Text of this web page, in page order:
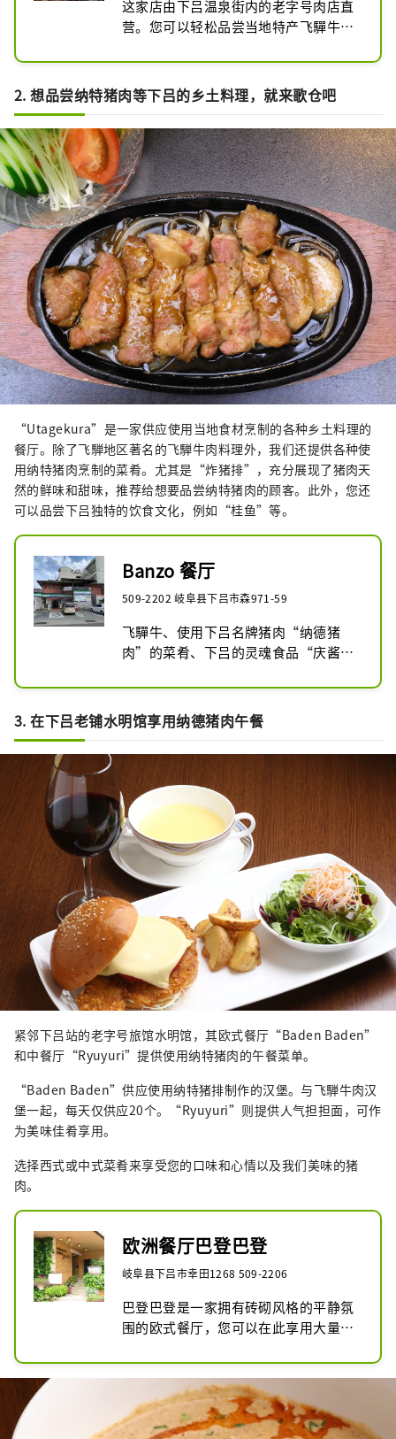
这家店由下吕温泉街内的老字号肉店直
营。您可以轻松品尝当地特产飞驒牛和
提供作为肉店独有的优质肉品。
2. 想品尝纳特猪肉等下吕的乡土料理，就来歌仓吧
“Utagekura”是一家供应使用当地食材烹制的各种乡土料理的
餐厅。除了飞騨地区著名的飞騨牛肉料理外，我们还提供各种使
用纳特猪肉烹制的菜肴。尤其是“炸猪排”，充分展现了猪肉天
然的鲜味和甜味，推荐给想要品尝纳特猪肉的顾客。此外，您还
可以品尝下吕独特的饮食文化，例如“桂鱼”等。
Banzo 餐厅
509-2202 岐阜县下吕市森971-59
飞驒牛、使用下吕名牌猪肉“纳德猪
肉”的菜肴、下吕的灵魂食品“庆酱”
入口位于下吕市政府对面的便利店二
楼。
3. 在下吕老铺水明馆享用纳德猪肉午餐
紧邻下吕站的老字号旅馆水明馆，其欧式餐厅“Baden Baden”
和中餐厅“Ryuyuri”提供使用纳特猪肉的午餐菜单。
“Baden Baden”供应使用纳特猪排制作的汉堡。与飞騨牛肉汉
堡一起，每天仅供应20个。“Ryuyuri”则提供人气担担面，可作
为美味佳肴享用。
选择西式或中式菜肴来享受您的口味和心情以及我们美味的猪
肉。
欧洲餐厅巴登巴登
岐阜县下吕市幸田1268 509-2206
巴登巴登是一家拥有砖砌风格的平静氛
围的欧式餐厅，您可以在此享用大量使
肉汉堡和当地特产炸猪排汉堡都是人气
菜单，每天仅限20份。我们还提供全套
法语午餐课程。此外，在餐厅用餐的顾
客还可以享受下吕温泉水明馆的一日游